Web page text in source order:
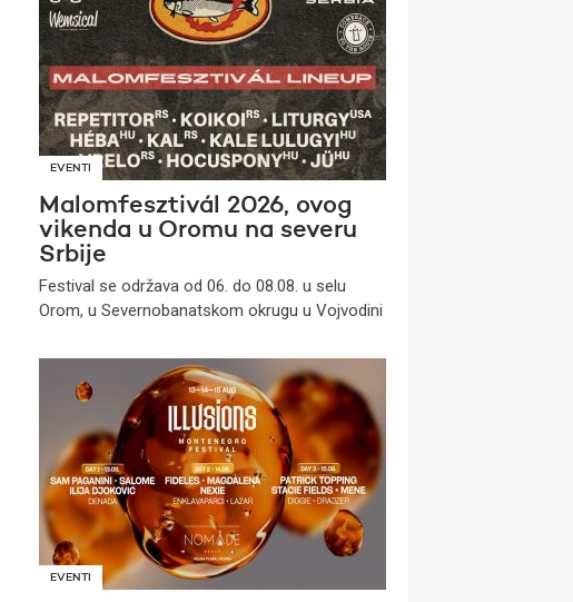
EVENTI
Malomfesztivál 2026, ovog
vikenda u Oromu na severu
Srbije
Festival se održava od 06. do 08.08. u selu
Orom, u Severnobanatskom okrugu u Vojvodini
EVENTI